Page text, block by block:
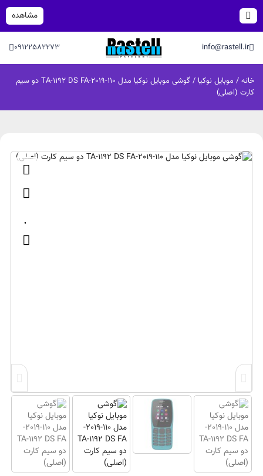
مشاهده
info@rastell.ir
09122582273
خانه / موبایل نوکیا
/ گوشی موبایل نوکیا مدل 110-2019-TA-1192 DS FA دو سیم‌
کارت (اصلی)